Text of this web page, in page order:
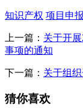
知识产权 项目申报
上一篇： 关于开
事项的通知
下一篇： 关于组
猜你喜欢